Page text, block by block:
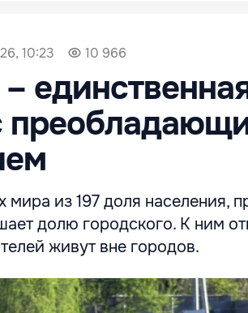
10:23 10 966
мира из 197 доля населения,
долю городского. К ним
живут вне городов.